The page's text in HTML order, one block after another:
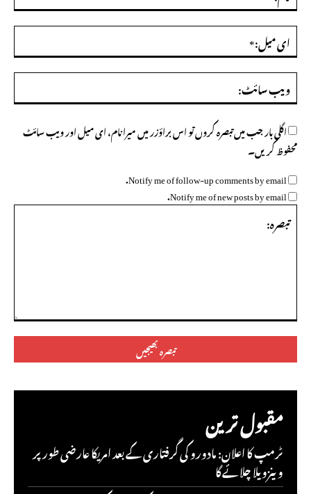
تبصرہ:
ای
اگلی بار جب میں تبصرہ کروں تو اس براؤزر میں میرا نام، ای میل اور ویب سائٹ
محفوظ کریں۔
Notify me of follow-up comments by email.
Notify me of new posts by email.
مقبول ترین
ٹرمپ کا اعلان: مادورو کی گرفتاری کے بعد امریکا عارضی طور پر
وینزویلا چلائے گا